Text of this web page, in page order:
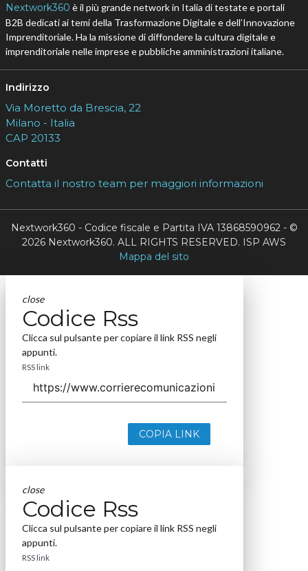
Nextwork360 è il più grande network in Italia di testate e portali
B2B dedicati ai temi della Trasformazione Digitale e dell’Innovazione
Imprenditoriale. Ha la missione di diffondere la cultura digitale e
imprenditoriale nelle imprese e pubbliche amministrazioni italiane.
Indirizzo
Via Moretto da Brescia, 22
Milano - Italia
CAP 20133
Contatti
Contatta il nostro team per maggiori informazioni
Nextwork360 - Codice fiscale e Partita IVA 13868590962 - ©
2026 Nextwork360. ALL RIGHTS RESERVED. ISP AWS
Mappa del sito
close
Codice Rss
Clicca sul pulsante per copiare il link RSS negli
appunti.
RSS link
COPIA LINK
close
Codice Rss
Clicca sul pulsante per copiare il link RSS negli
appunti.
RSS link